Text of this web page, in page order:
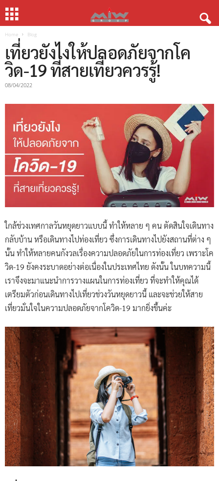
Home Blog
เที่ยวยังไงให้ปลอดภัยจากโค
วิด-19 ที่สายเที่ยวควรรู้!
08/04/2022
ใกล้ช่วงเทศกาลวันหยุดยาวแบบนี้ ทำให้หลาย ๆ คน ตัดสินใจเดินทาง
กลับบ้าน หรือเดินทางไปท่องเที่ยว ซึ่งการเดินทางไปยังสถานที่ต่าง ๆ
นั้น ทำให้หลายคนกังวลเรื่องความปลอดภัยในการท่องเที่ยว เพราะโค
วิด-19 ยังคงระบาดอย่างต่อเนื่องในประเทศไทย ดังนั้น ในบทความนี้
เราจึงจะมาแนะนำการวางแผนในการท่องเที่ยว ที่จะทำให้คุณได้
เตรียมตัวก่อนเดินทางไปเที่ยวช่วงวันหยุดยาวนี้ และจะช่วยให้สาย
เที่ยวมั่นใจในความปลอดภัยจากโควิด-19 มากยิ่งขึ้นค่ะ